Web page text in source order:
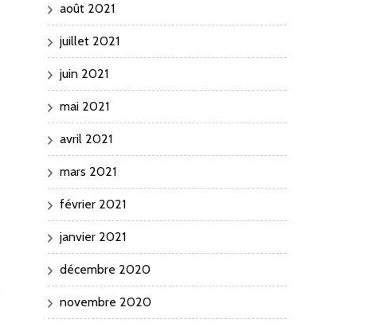
août 2021
juillet 2021
juin 2021
mai 2021
avril 2021
mars 2021
février 2021
janvier 2021
décembre 2020
novembre 2020